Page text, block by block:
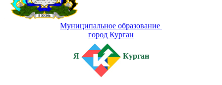
Муниципальное образование
город Курган
Я Курган